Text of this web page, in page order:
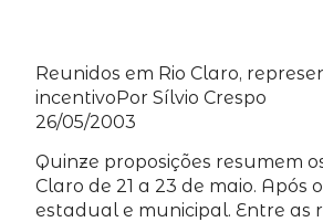
Reunidos em Rio Claro,
incentivoPor Sílvio Crespo
26/05/2003
Quinze proposições resumem
Claro de 21 a 23 de maio.
estadual e municipal. Entre as